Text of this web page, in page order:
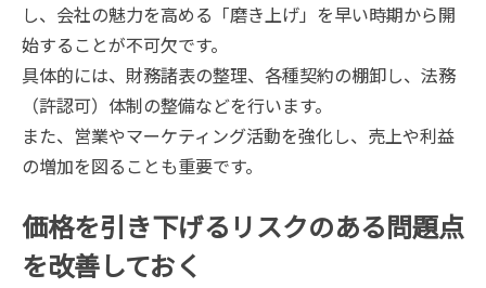
し、会社の魅力を高める「磨き上げ」を早い時期から開
始することが不可欠です。
具体的には、財務諸表の整理、各種契約の棚卸し、法務
（許認可）体制の整備などを行います。
また、営業やマーケティング活動を強化し、売上や利益
の増加を図ることも重要です。
価格を引き下げるリスクのある問題点
を改善しておく